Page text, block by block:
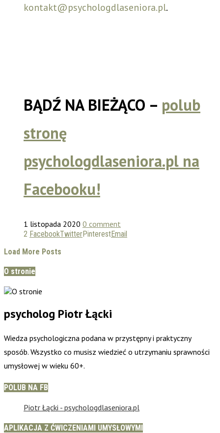
kontakt@psychologdlaseniora.pl.
BĄDŹ NA BIEŻĄCO – polub
stronę
psychologdlaseniora.pl na
Facebooku!
1 listopada 2020 0 comment
2 FacebookTwitterPinterestEmail
Load More Posts
O stronie
psycholog Piotr Łącki
Wiedza psychologiczna podana w przystępny i praktyczny
sposób. Wszystko co musisz wiedzieć o utrzymaniu sprawności
umysłowej w wieku 60+.
POLUB NA FB
Piotr Łącki - psychologdlaseniora.pl
APLIKACJA Z ĆWICZENIAMI UMYSŁOWYMI